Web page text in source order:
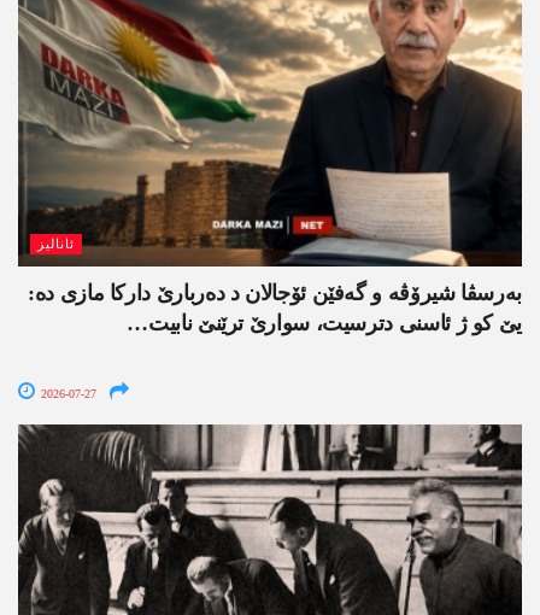
ئانالیز
بەرسڤا شیرۆڤە و گەفێن ئۆجالان د دەربارێ دارکا مازی دە:
یێ کو ژ ئاسنی دترسیت، سوارێ ترێنێ نابیت…
2026-07-27